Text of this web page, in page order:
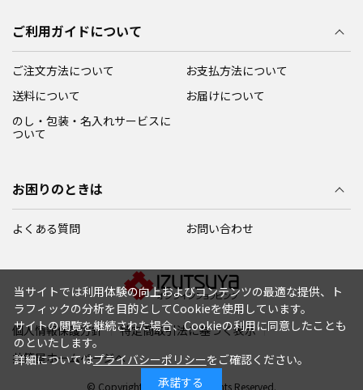
ご利用ガイドについて
ご注文方法について
お支払方法について
送料について
お届けについて
のし・包装・名入れサービスに
ついて
お困りのときは
よくある質問 お問い合わせ
個人情報保護方針
特定商取引法に基づく表示
井筒屋ホームページへ
© Copyright IZUTSUYA All Rights Reserved.
当サイトでは利用体験の向上およびコンテンツの最適な提供、ト
ラフィックの分析を目的としてCookieを使用しています。
サイトの閲覧を継続された場合、Cookieの利用に同意したことも
のといたします。
詳細についてはプライバシーポリシーをご確認ください。
承諾する